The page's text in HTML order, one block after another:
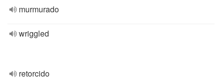
murmurado
wriggled
retorcido